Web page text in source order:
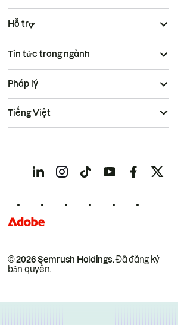
Hỗ trợ
Tin tức trong ngành
© 2026 Semrush Holdings.Đã đăng ký
bản quyền.
Pháp lý
Tiếng Việt